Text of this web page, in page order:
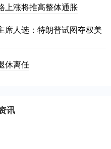
上涨将推高整体通胀
席人选：特朗普试图夺权美
休离任
讯